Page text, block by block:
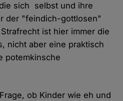
sich selbst und ihre
der "feindich-gottlosen"
ist hier immer die
nicht aber eine praktisch
potemkinsche
ob Kinder wie eh und